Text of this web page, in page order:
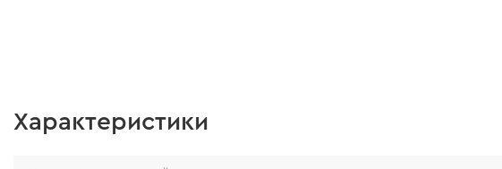
демонтажных работ.
Характеристики